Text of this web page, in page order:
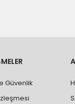
onaylanmış
vermeden önce
Güvenlik